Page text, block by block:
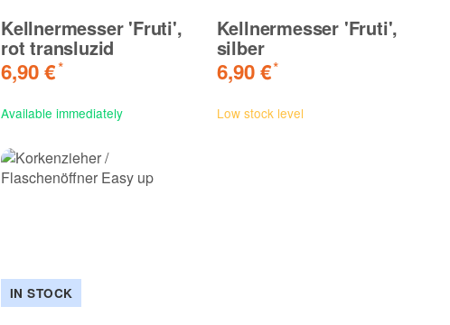
Kellnermesser 'Fruti',
rot transluzid
6,90 €*
Available immediately
Kellnermesser 'Fruti',
silber
6,90 €*
Low stock level
IN STOCK